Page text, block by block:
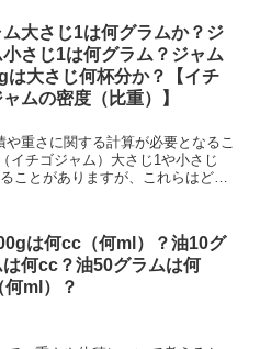
ム大さじ1は何グラムか？ジ
小さじ1は何グラム？ジャム
は大さじ何杯分か？【イチ
ャムの密度（比重）】
重さに関する計算が必要となるこ
イチゴジャム）大さじ1や小さじ
ことがありますが、これらはどの
は何cc（何ml）？油10グ
は何cc？油50グラムは何
ml）？